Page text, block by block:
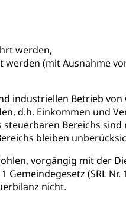
werden,
(mit Ausnahme
industriellen Betrieb
d.h. Einkommen und
Bereichs
bleiben
vorgängig mit der
(SRL
nicht.
Langsamverkehr,
und Infrastruktur vif
elterliche Sorge